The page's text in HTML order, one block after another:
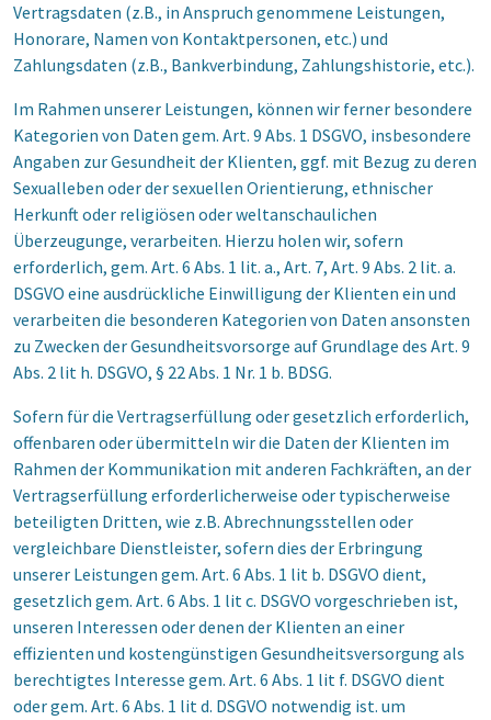
Vertragsdaten (z.B., in Anspruch genommene Leistungen,
Honorare, Namen von Kontaktpersonen, etc.) und
Zahlungsdaten (z.B., Bankverbindung, Zahlungshistorie, etc.).
Im Rahmen unserer Leistungen, können wir ferner besondere
Kategorien von Daten gem. Art. 9 Abs. 1 DSGVO, insbesondere
Angaben zur Gesundheit der Klienten, ggf. mit Bezug zu deren
Sexualleben oder der sexuellen Orientierung, ethnischer
Herkunft oder religiösen oder weltanschaulichen
Überzeugunge, verarbeiten. Hierzu holen wir, sofern
erforderlich, gem. Art. 6 Abs. 1 lit. a., Art. 7, Art. 9 Abs. 2 lit. a.
DSGVO eine ausdrückliche Einwilligung der Klienten ein und
verarbeiten die besonderen Kategorien von Daten ansonsten
zu Zwecken der Gesundheitsvorsorge auf Grundlage des Art. 9
Abs. 2 lit h. DSGVO, § 22 Abs. 1 Nr. 1 b. BDSG.
Sofern für die Vertragserfüllung oder gesetzlich erforderlich,
offenbaren oder übermitteln wir die Daten der Klienten im
Rahmen der Kommunikation mit anderen Fachkräften, an der
Vertragserfüllung erforderlicherweise oder typischerweise
beteiligten Dritten, wie z.B. Abrechnungsstellen oder
vergleichbare Dienstleister, sofern dies der Erbringung
unserer Leistungen gem. Art. 6 Abs. 1 lit b. DSGVO dient,
gesetzlich gem. Art. 6 Abs. 1 lit c. DSGVO vorgeschrieben ist,
unseren Interessen oder denen der Klienten an einer
effizienten und kostengünstigen Gesundheitsversorgung als
berechtigtes Interesse gem. Art. 6 Abs. 1 lit f. DSGVO dient
oder gem. Art. 6 Abs. 1 lit d. DSGVO notwendig ist. um